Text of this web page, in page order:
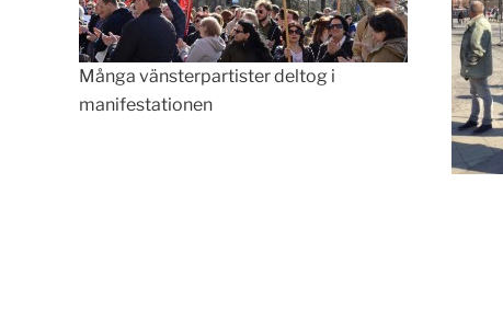
Många vänsterpartister deltog i
manifestationen